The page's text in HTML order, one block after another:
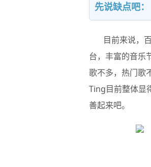
先说缺点吧：
目前来说，
台，丰富的音乐
歌不多，热门歌
Ting目前整体显
善起来吧。